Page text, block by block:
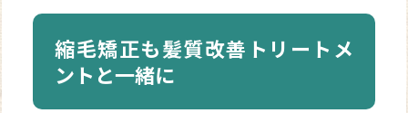
縮毛矯正も髪質改善トリートメ
ントと一緒に